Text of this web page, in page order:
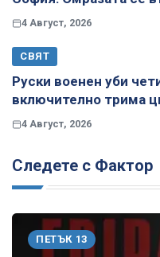
4 Август, 2026
СВЯТ
Руски военен уби
включително трима
4 Август, 2026
Следете с Фактор
ПЕТЪК 13